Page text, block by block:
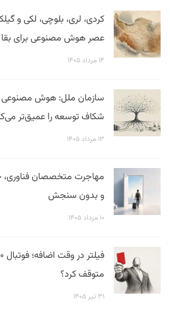
کردی، لری، بلوچی، لکی و
عصر هوش مصنوعی برای بقا
۱۴ مرداد ۱۴۰۵
سازمان ملل: هوش مصنوعی
شکاف توسعه را عمیق‌تر
۱۳ مرداد ۱۴۰۵
مهاجرت متخصصان فناوری،
و بدون سنجش
۱۰ مرداد ۱۴۰۵
متوقف کرد؟
۳۱ تیر ۱۴۰۵